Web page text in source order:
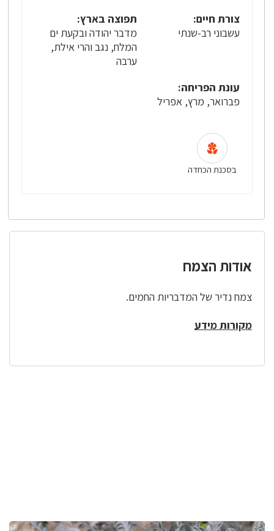
צורת חיים:
עשבוני רב-שנתי
תפוצה בארץ:
מדבר יהודה ובקעת ים
המלח, נגב והרי אילת,
ערבה
עונת הפריחה:
פברואר, מרץ, אפריל
בסכנת הכחדה
אודות הצמח
צמח נדיר של המדבריות החמים.
מקורות מידע